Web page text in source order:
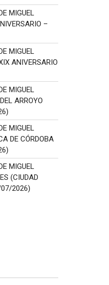
MIGUEL
–
MIGUEL
ANIVERSARIO
MIGUEL
ARROYO
MIGUEL
DE CÓRDOBA
MIGUEL
(CIUDAD
07/2026)